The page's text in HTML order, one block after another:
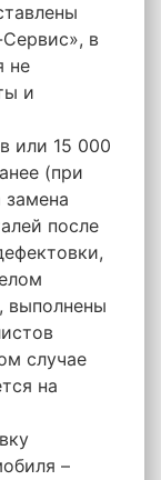
в
не
и
или 15 000
(при
замена
после
выполнены
случае
на
–